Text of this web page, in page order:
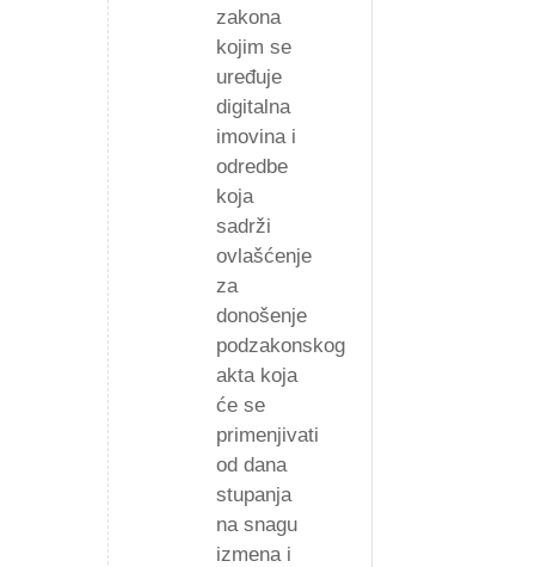
zakona
kojim se
uređuje
digitalna
imovina i
odredbe
koja
sadrži
ovlašćenje
za
donošenje
podzakonskog
akta koja
će se
primenjivati
od dana
stupanja
na snagu
izmena i